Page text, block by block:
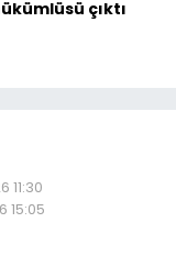
çıktı
11:30
15:05